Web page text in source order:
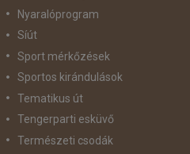
Nyaralóprogram
Síút
Sport mérkőzések
Sportos kirándulások
Tematikus út
Tengerparti esküvő
Természeti csodák